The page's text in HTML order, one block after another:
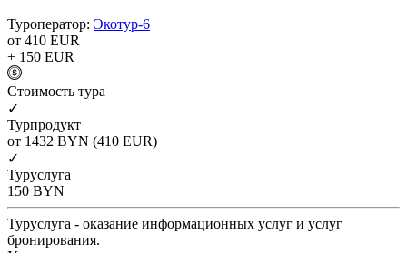
Туроператор: Экотур-6
от 410 EUR
+ 150 EUR
Cтоимость тура
✓
Турпродукт
от 1432 BYN (410 EUR)
✓
Туруслуга
150 BYN
Туруслуга - оказание информационных услуг и услуг
бронирования.